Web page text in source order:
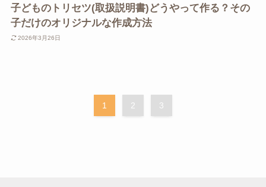
子どものトリセツ(取扱説明書)どうやって作る？その
子だけのオリジナルな作成方法
2026年3月26日
1 2 3